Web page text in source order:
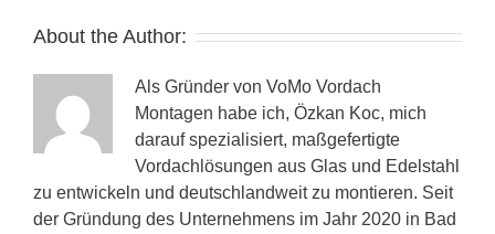
About the Author:
Als Gründer von VoMo Vordach
Montagen habe ich, Özkan Koc, mich
darauf spezialisiert, maßgefertigte
Vordachlösungen aus Glas und Edelstahl
zu entwickeln und deutschlandweit zu montieren. Seit
der Gründung des Unternehmens im Jahr 2020 in Bad